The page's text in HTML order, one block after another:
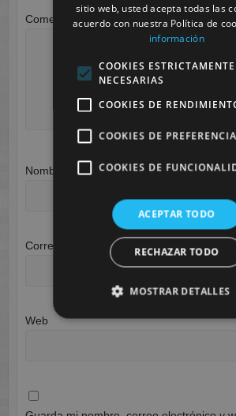
Comentario*
Nombre
Correo electrónico
Web
sitio web, usted acepta todas las
acuerdo con nuestra Política de
información
COOKIES ESTRICTAMENTE
NECESARIAS
COOKIES DE
COOKIES DE
COOKIES DE
ACEPTAR TODO
RECHAZAR TODO
MOSTRAR DETALLES